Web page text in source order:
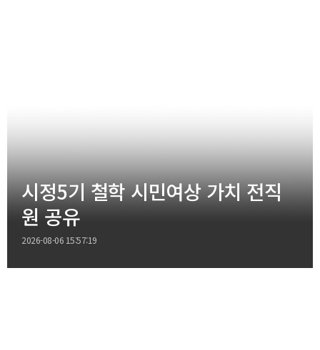
시정5기 철학 시민여상 가치 전직
원 공유
2026-08-06 15:57:19